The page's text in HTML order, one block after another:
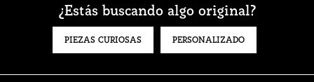
¿Estás buscando algo original?
PIEZAS CURIOSAS PERSONALIZADO